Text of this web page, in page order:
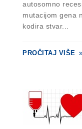
autosomno
mutacijom gena
kodira stvar...
PROČITAJ VIŠE